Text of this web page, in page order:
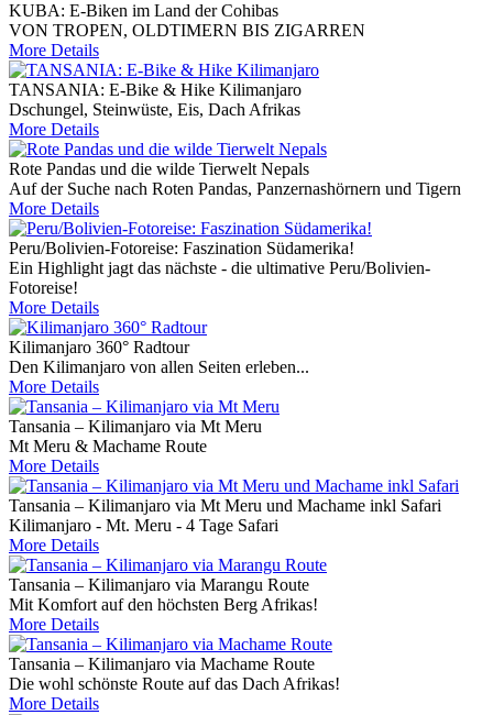
KUBA: E-Biken im Land der Cohibas
VON TROPEN, OLDTIMERN BIS ZIGARREN
More Details
TANSANIA: E-Bike & Hike Kilimanjaro
Dschungel, Steinwüste, Eis, Dach Afrikas
More Details
Rote Pandas und die wilde Tierwelt Nepals
Auf der Suche nach Roten Pandas, Panzernashörnern und Tigern
More Details
Peru/Bolivien-Fotoreise: Faszination Südamerika!
Ein Highlight jagt das nächste - die ultimative Peru/Bolivien-
Fotoreise!
More Details
Kilimanjaro 360° Radtour
Den Kilimanjaro von allen Seiten erleben...
More Details
Tansania – Kilimanjaro via Mt Meru
Mt Meru & Machame Route
More Details
Tansania – Kilimanjaro via Mt Meru und Machame inkl Safari
Kilimanjaro - Mt. Meru - 4 Tage Safari
More Details
Tansania – Kilimanjaro via Marangu Route
Mit Komfort auf den höchsten Berg Afrikas!
More Details
Tansania – Kilimanjaro via Machame Route
Die wohl schönste Route auf das Dach Afrikas!
More Details